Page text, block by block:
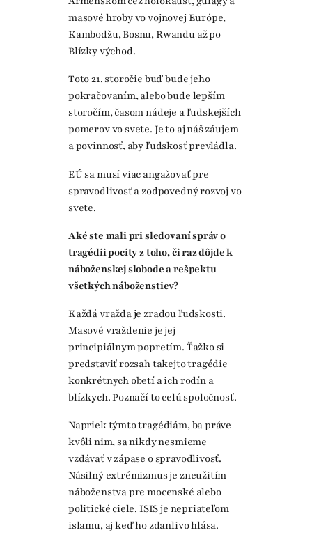
masové hroby vo vojnovej Európe,
Kambodžu, Bosnu, Rwandu až po
Blízky východ.
Toto 21. storočie buď bude jeho
pokračovaním, alebo bude lepším
storočím, časom nádeje a ľudskejších
pomerov vo svete. Je to aj náš záujem
a povinnosť, aby ľudskosť prevládla.
EÚ sa musí viac angažovať pre
spravodlivosť a zodpovedný rozvoj vo
svete.
Aké ste mali pri sledovaní správ o
tragédii pocity z toho, či raz dôjde k
náboženskej slobode a rešpektu
všetkých náboženstiev?
Každá vražda je zradou ľudskosti.
Masové vraždenie je jej
principiálnym popretím. Ťažko si
predstaviť rozsah takejto tragédie
konkrétnych obetí a ich rodín a
blízkych. Poznačí to celú spoločnosť.
Napriek týmto tragédiám, ba práve
kvôli nim, sa nikdy nesmieme
vzdávať v zápase o spravodlivosť.
Násilný extrémizmus je zneužitím
náboženstva pre mocenské alebo
politické ciele. ISIS je nepriateľom
islamu, aj keď ho zdanlivo hlása.